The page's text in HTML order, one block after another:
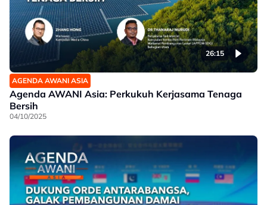
26:15
AGENDA AWANI ASIA
Agenda AWANI Asia: Perkukuh Kerjasama Tenaga
Bersih
04/10/2025